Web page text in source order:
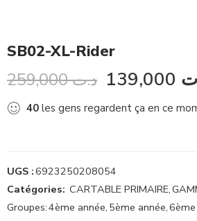
SB02-XL-Rider
د.ت259,000
40 les gens regardent ça en ce
UGS :6923250208054
Catégories: CARTABLE PRIMAIRE,
Groupes:4ème année, 5ème année,